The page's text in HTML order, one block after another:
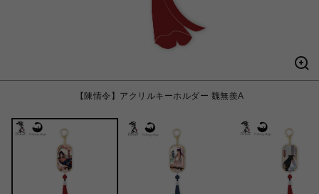
【陳情令】アクリルキーホルダー 魏無羨A